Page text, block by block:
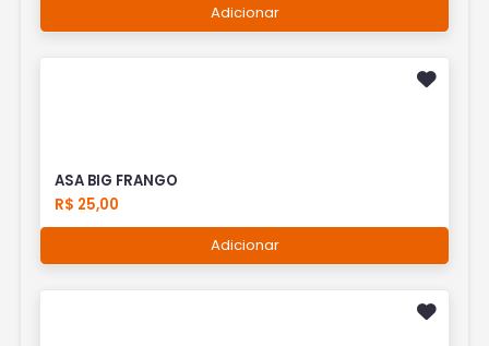
Adicionar
ASA BIG FRANGO
R$ 25,00
Adicionar